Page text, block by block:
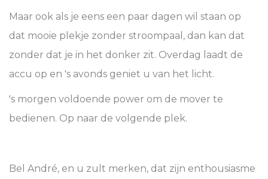
Maar ook als je eens een paar dagen wil staan op
dat mooie plekje zonder stroompaal, dan kan dat
zonder dat je in het donker zit. Overdag laadt de
accu op en 's avonds geniet u van het licht.
's morgen voldoende power om de mover te
bedienen. Op naar de volgende plek.
Bel André, en u zult merken, dat zijn enthousiasme